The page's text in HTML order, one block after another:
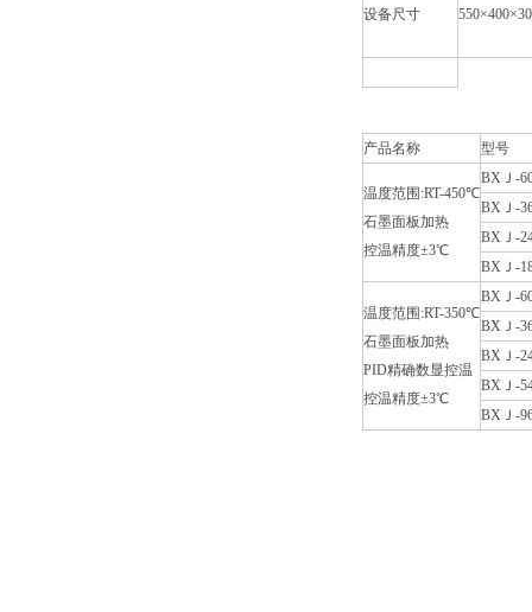
设备尺寸
产品名称 型号
温度范围:RT-450℃
石墨面板加热
控温精度±3℃
BXＪ-
BXＪ-
BXＪ-
BXＪ-
温度范围:RT-350℃
石墨面板加热
PID精确数显控温
控温精度±3℃
BXＪ-
BXＪ-
BXＪ-
BXＪ-
BXＪ-